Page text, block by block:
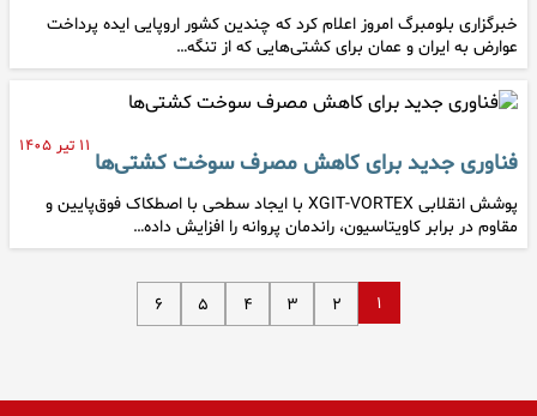
خبرگزاری بلومبرگ امروز اعلام کرد که چندین کشور اروپایی ایده پرداخت
عوارض به ایران و عمان برای کشتی‌هایی که از تنگه…
۱۱ تیر ۱۴۰۵
فناوری جدید برای کاهش مصرف سوخت کشتی‌ها
پوشش انقلابی XGIT-VORTEX با ایجاد سطحی با اصطکاک فوق‌پایین و
مقاوم در برابر کاویتاسیون، راندمان پروانه را افزایش داده…
۱ ۲ ۳ ۴ ۵ ۶